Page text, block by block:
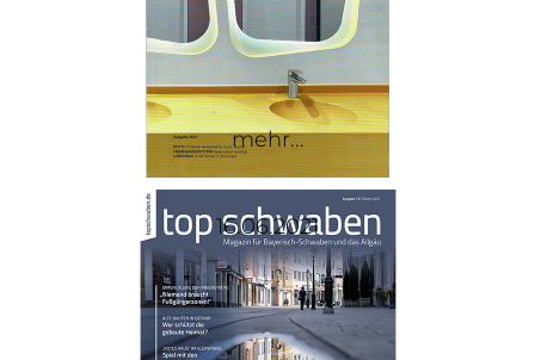
mehr...
16.06.2021